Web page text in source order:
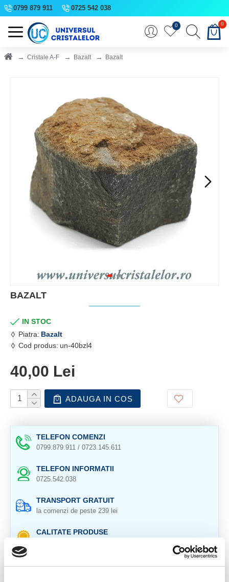
0799 879 911 0725 542 038
0 0
Cristale A-F Bazalt Bazalt
BAZALT
IN STOC
Piatra: Bazalt
Cod produs: un-40bzl4
40,00 Lei
ADAUGA IN COS
TELEFON COMENZI
0799.879.911 / 0723.145.611
TELEFON INFORMATII
0725.542.038
TRANSPORT GRATUIT
la comenzi de peste 239 lei
CALITATE PRODUSE